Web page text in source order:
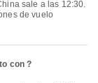
de vuelo
con ?